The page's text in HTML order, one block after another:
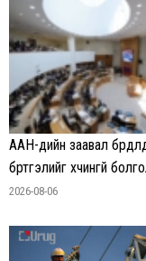
ААН-үүдийн заавал
бүртгэлийг хүчингүй
2026-08-06